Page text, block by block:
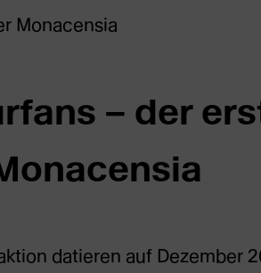
Monacensia
– der
datieren auf Dezember